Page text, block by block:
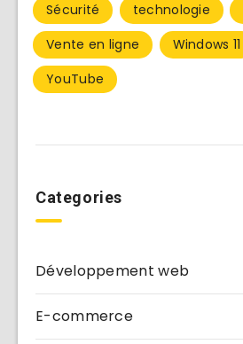
Sécurité
technologie
Vente en ligne
Windows 11
YouTube
Categories
Développement web
E-commerce